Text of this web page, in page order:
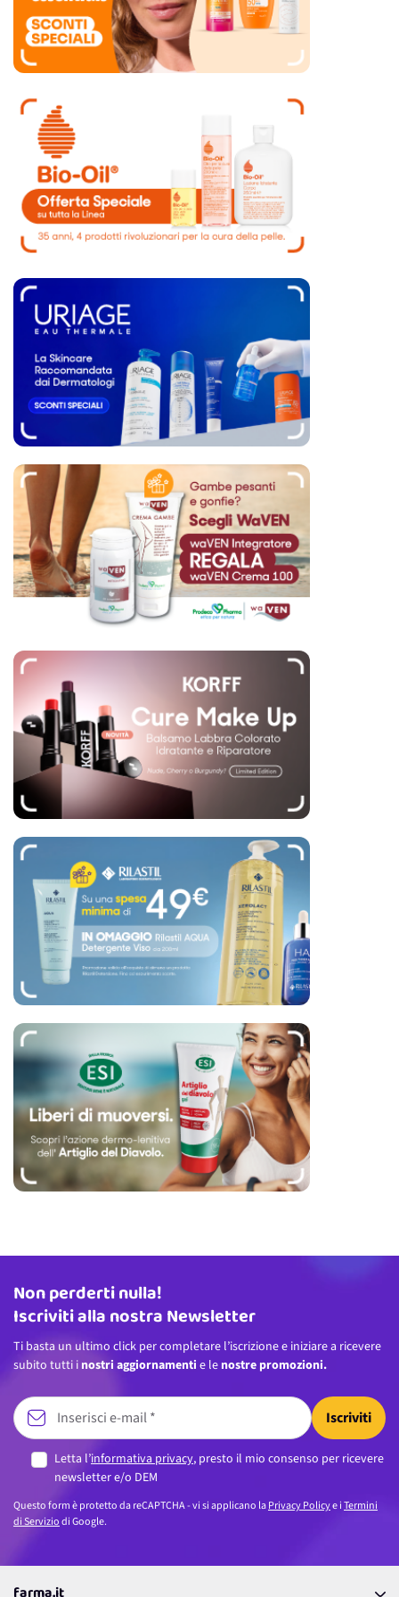
Indirizzo email
Non perderti nulla!
Iscriviti alla nostra Newsletter
Ti basta un ultimo click per completare l’iscrizione e iniziare a ricevere
subito tutti i nostri aggiornamenti e le nostre promozioni.
Iscriviti
Letta l’informativa privacy, presto il mio consenso per ricevere
newsletter e/o DEM
Questo form è protetto da reCAPTCHA - vi si applicano laPrivacy Policye iTermini
di Serviziodi Google.